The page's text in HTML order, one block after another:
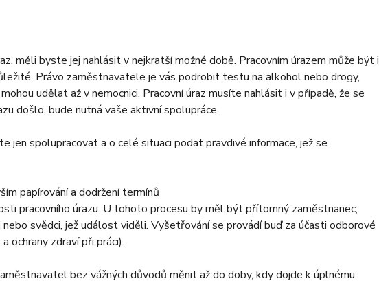
měli byste jej nahlásit v nejkratší možné době. Pracovním úrazem může být i
Právo zaměstnavatele je vás podrobit testu na alkohol nebo drogy,
udělat až v nemocnici. Pracovní úraz musíte nahlásit i v případě, že se
došlo, bude nutná vaše aktivní spolupráce.
jen spolupracovat a o celé situaci podat pravdivé informace, jež se
papírování a dodržení termínů
pracovního úrazu. U tohoto procesu by měl být přítomný zaměstnanec,
svědci, jež událost viděli. Vyšetřování se provádí buď za účasti odborové
ochrany zdraví při práci).
bez vážných důvodů měnit až do doby, kdy dojde k úplnému